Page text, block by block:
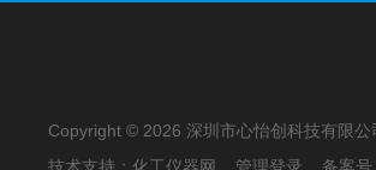
Copyright © 2026 深圳市心怡创科技有限公